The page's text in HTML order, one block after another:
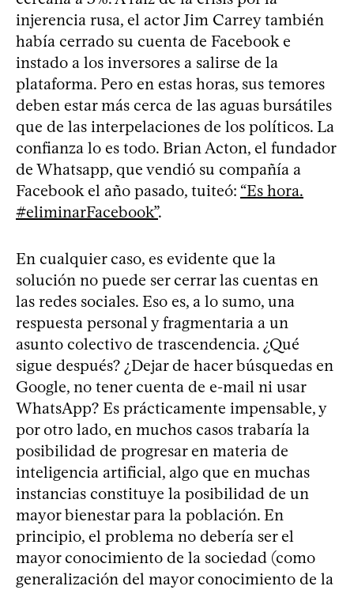
injerencia rusa, el actor Jim Carrey también
había cerrado su cuenta de Facebook e
instado a los inversores a salirse de la
plataforma. Pero en estas horas, sus temores
deben estar más cerca de las aguas bursátiles
que de las interpelaciones de los políticos. La
confianza lo es todo. Brian Acton, el fundador
de Whatsapp, que vendió su compañía a
Facebook el año pasado, tuiteó: “Es hora.
#eliminarFacebook”.
En cualquier caso, es evidente que la
solución no puede ser cerrar las cuentas en
las redes sociales. Eso es, a lo sumo, una
respuesta personal y fragmentaria a un
asunto colectivo de trascendencia. ¿Qué
sigue después? ¿Dejar de hacer búsquedas en
Google, no tener cuenta de e-mail ni usar
WhatsApp? Es prácticamente impensable, y
por otro lado, en muchos casos trabaría la
posibilidad de progresar en materia de
inteligencia artificial, algo que en muchas
instancias constituye la posibilidad de un
mayor bienestar para la población. En
principio, el problema no debería ser el
mayor conocimiento de la sociedad (como
generalización del mayor conocimiento de la